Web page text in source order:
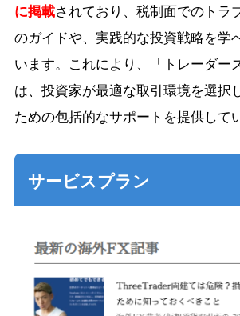
に掲載されており、税制面でのトラ
のガイドや、実践的な投資戦略を学
います。これにより、「トレーダー
は、投資家が最適な取引環境を選択
ための包括的なサポートを提供して
サービスプラン